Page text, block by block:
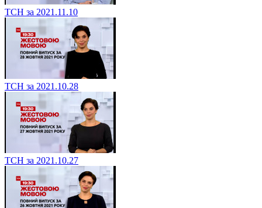
ТСН за 2021.11.10
ТСН за 2021.10.28
ТСН за 2021.10.27